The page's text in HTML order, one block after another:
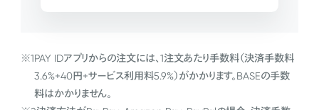
※1PAY IDアプリからの注文には、1注文あたり手数料（決済手数料
3.6%+40円+サービス利用料5.9%）がかかります。BASEの手数
料はかかりません。